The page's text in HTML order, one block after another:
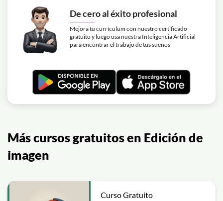
De cero al éxito profesional
Mejora tu currículum con nuestro certificado
gratuito y luego usa nuestra Inteligencia Artificial
para encontrar el trabajo de tus sueños
Más cursos gratuitos en Edición de
imagen
Curso Gratuito